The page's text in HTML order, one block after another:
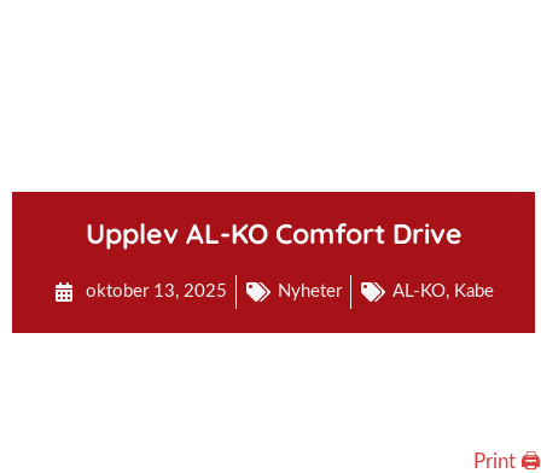
Upplev AL-KO Comfort Drive
oktober 13, 2025 Nyheter AL-KO, Kabe
Print 🖨